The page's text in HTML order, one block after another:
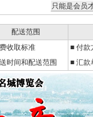
配送范围
收取标准
时间和配送范围
■ 付款
■ 汇款